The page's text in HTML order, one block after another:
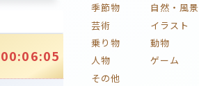
00:06:05
季節物
自然・風景
芸術
イラスト
乗り物
動物
人物
ゲーム
その他